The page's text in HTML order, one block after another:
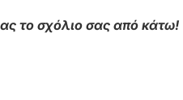
το σχόλιο σας από κάτω!